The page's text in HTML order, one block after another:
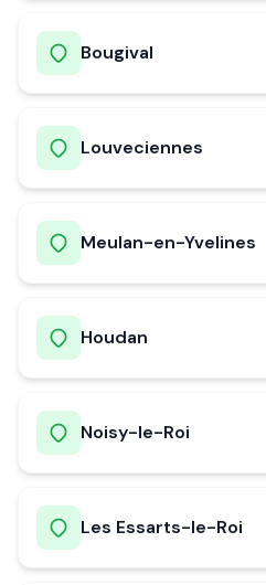
Bougival
Louveciennes
Meulan-en-Yvelines
Houdan
Noisy-le-Roi
Les Essarts-le-Roi